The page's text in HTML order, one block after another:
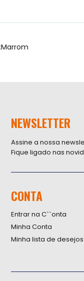
NEWSLETTER
Assine a nossa
Fique ligado nas
CONTA
Entrar na C``onta
Minha Conta
Minha lista de desejos